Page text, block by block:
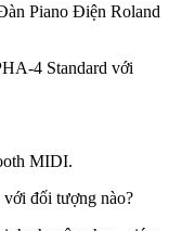
Piano Điện Roland
4 Standard với
MIDI.
đối tượng nào?